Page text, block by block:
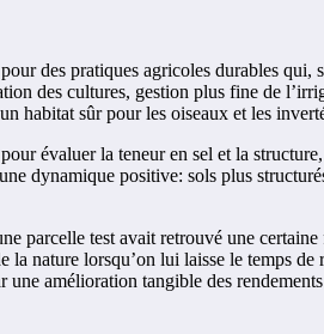
des pratiques agricoles durables
des cultures, gestion plus fine de
habitat sûr pour les oiseaux et les
pour évaluer la teneur en sel et la structure,
dynamique positive: sols plus
parcelle test avait retrouvé une
nature lorsqu’on lui laisse le temps
amélioration tangible des